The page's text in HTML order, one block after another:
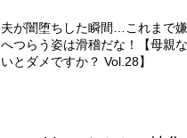
夫が闇堕ちした瞬間…これまで
へつらう姿は滑稽だな！【母親
いとダメですか？ Vol.28】